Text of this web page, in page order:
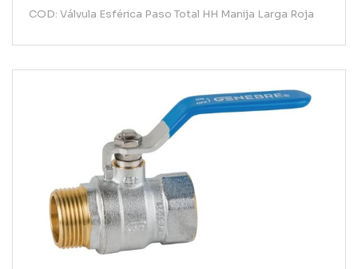
COD: Válvula Esférica Paso Total HH Manija Larga Roja